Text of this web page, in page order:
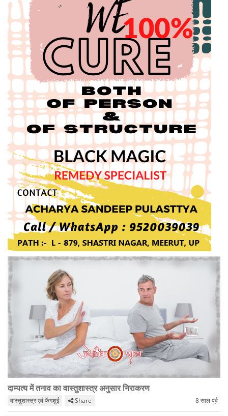
दाम्पत्य में तनाव का वास्तुशास्त्र अनुसार निराकरण
वास्तुशास्त्र एवं फेंगशुई Share 8 साल पूर्व